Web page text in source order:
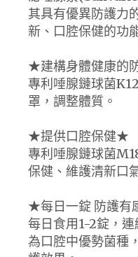
其具有優異防護力
新、口腔保健的功
★建構身體健康的
專利唾腺鏈球菌
罩，調整體質。
★提供口腔保健★
專利唾腺鏈球菌
保健、維護清新口
★每日一錠 防護
每日食用1-2錠，
為口腔中優勢菌種